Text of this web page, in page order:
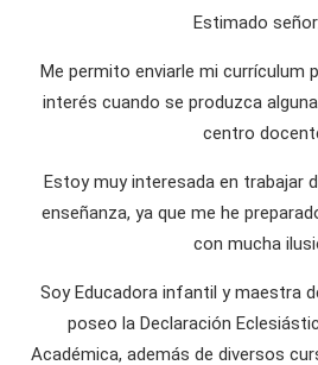
Estimado
Me permito enviarle mi currículum
interés cuando se produzca
centro
Estoy muy interesada en trabajar
enseñanza, ya que me he
con mucha
Soy Educadora infantil y maestra
poseo la Declaración
Académica, además de diversos